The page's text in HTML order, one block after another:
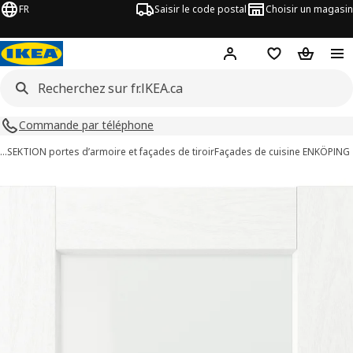
FR Saisir le code postal Choisir un magasin
Hej ! Connectez-vous
Liste d'achats
Panier
Commande par téléphone
…SEKTION portes d’armoire et façades de tiroirFaçades de cuisine ENKÖPING
de 4 ENKÖPING